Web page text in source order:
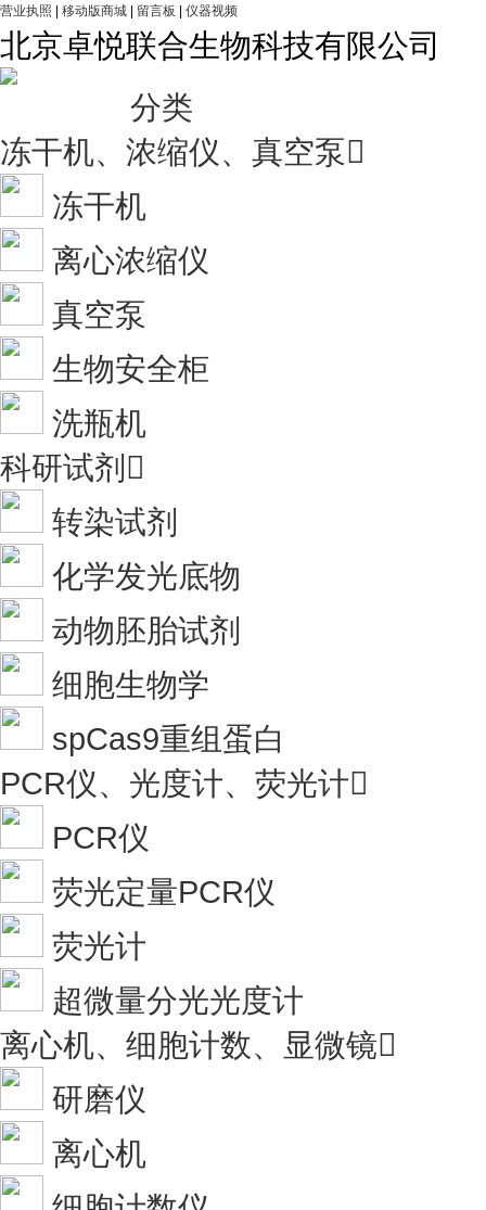
营业执照 移动版商城 留言板 仪器视频
北京卓悦联合生物科技有限公司
分类
冻干机、浓缩仪、真空泵
冻干机
离心浓缩仪
真空泵
生物安全柜
洗瓶机
科研试剂 
转染试剂
化学发光底物
动物胚胎试剂
细胞生物学
spCas9重组蛋白
PCR仪、光度计、荧光计
PCR仪
荧光定量PCR仪
荧光计
超微量分光光度计
离心机、细胞计数、显微镜
研磨仪
离心机